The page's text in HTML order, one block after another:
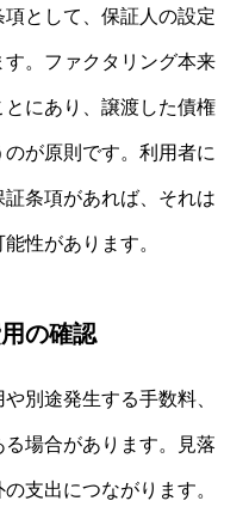
として、保証人の設定
。ファクタリング本来
にあり、譲渡した債権
が原則です。利用者に
条項があれば、それは
性があります。
の確認
別途発生する手数料、
場合があります。見落
支出につながります。